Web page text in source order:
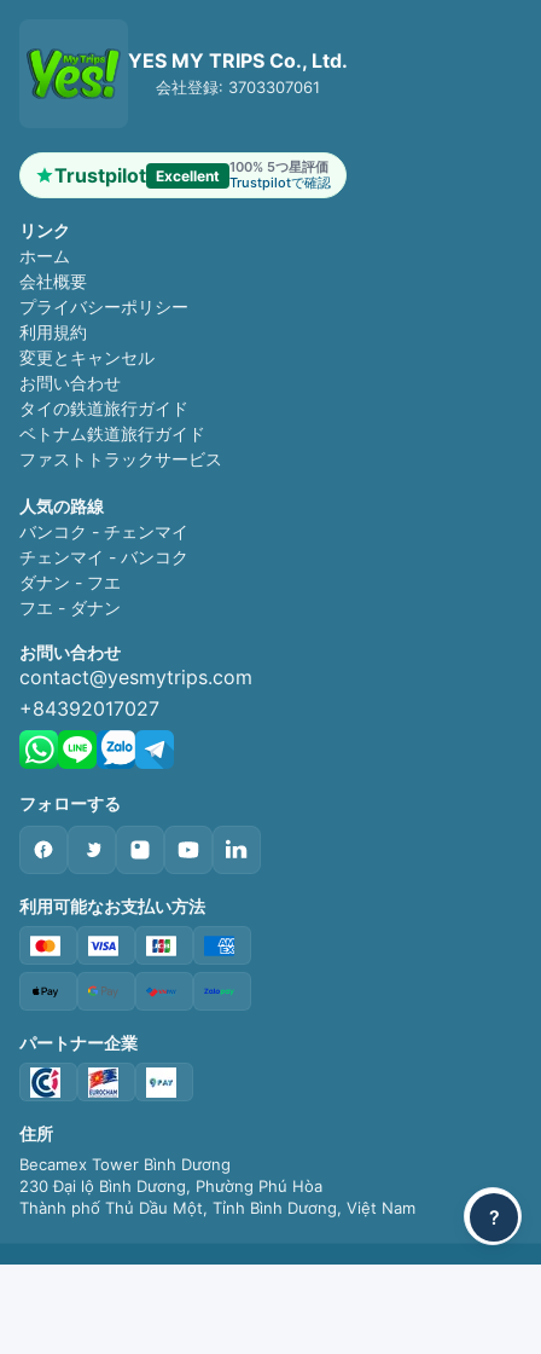
?
YES MY TRIPS Co., Ltd.
会社登録: 3703307061
Trustpilot Excellent 100% 5つ星評価
Trustpilotで確認
リンク
ホーム
会社概要
プライバシーポリシー
利用規約
変更とキャンセル
お問い合わせ
タイの鉄道旅行ガイド
ベトナム鉄道旅行ガイド
ファストトラックサービス
人気の路線
バンコク - チェンマイ
チェンマイ - バンコク
ダナン - フエ
フエ - ダナン
お問い合わせ
contact@yesmytrips.com
+84392017027
フォローする
利用可能なお支払い方法
パートナー企業
住所
Becamex Tower Bình Dương
230 Đại lộ Bình Dương, Phường Phú Hòa
Thành phố Thủ Dầu Một, Tỉnh Bình Dương, Việt Nam
©YES MY TRIPS Co., Ltd. All rights reserved.